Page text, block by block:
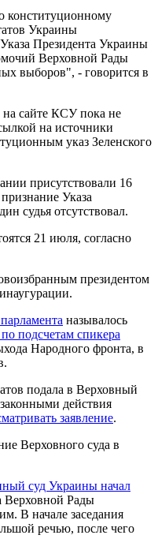
Украины
Президента Украины
Верховной Рады
выборов", - говорится в
на сайте КСУ пока не
на источники
указ Зеленского
присутствовали 16
Указа
судья отсутствовал.
21 июля, согласно
президентом
называлось
по подсчетам спикера
Народного фронта, в
подала в Верховный
действия
заявление.
Верховного суда в
суд Украины начал
Верховной Рады
В начале заседания
речью, после чего